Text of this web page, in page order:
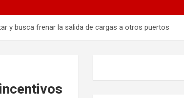
y busca frenar la salida de cargas a otros puertos